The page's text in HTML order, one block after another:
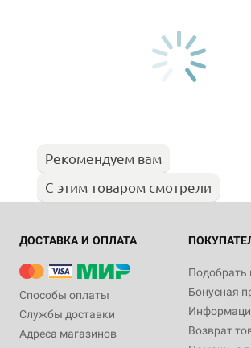
Рекомендуем вам
С этим товаром смотрели
ДОСТАВКА И ОПЛАТА
Способы оплаты
Службы доставки
Адреса магазинов
Подобрать
Бонусная
Возврат